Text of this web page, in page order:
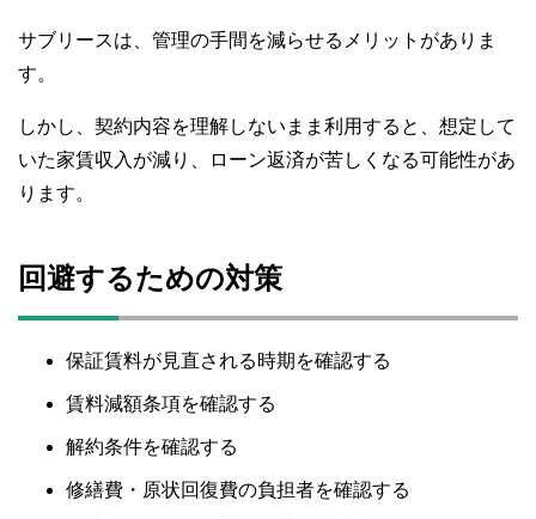
サブリースは、管理の手間を減らせるメリットがありま
す。
しかし、契約内容を理解しないまま利用すると、想定して
いた家賃収入が減り、ローン返済が苦しくなる可能性があ
ります。
回避するための対策
保証賃料が見直される時期を確認する
賃料減額条項を確認する
解約条件を確認する
修繕費・原状回復費の負担者を確認する